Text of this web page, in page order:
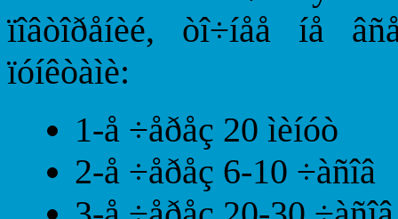
ïîâòîðåíèé, òî÷íåå íå
ïóíêòàìè:
1-å ÷åðåç 20 ìèíóò
2-å ÷åðåç 6-10 ÷àñîâ